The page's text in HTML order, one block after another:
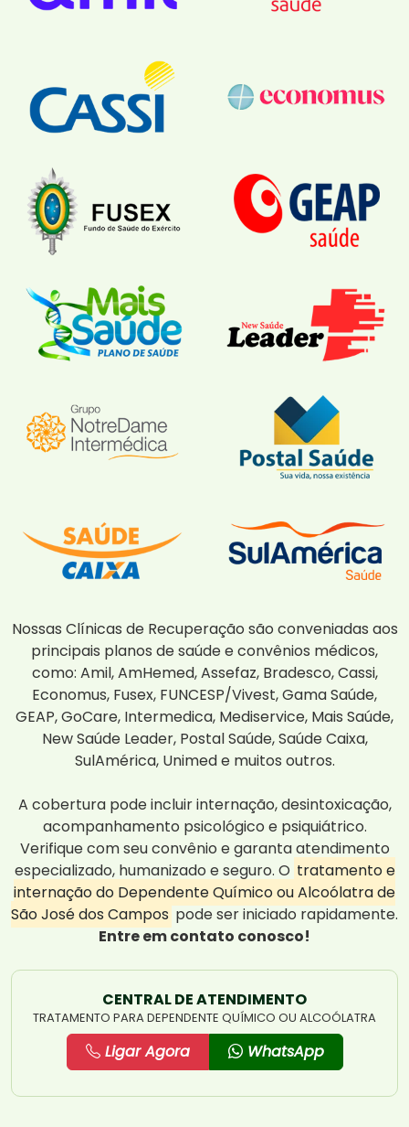
Nossas Clínicas de Recuperação são conveniadas aos
principais planos de saúde e convênios médicos,
como: Amil, AmHemed, Assefaz, Bradesco, Cassi,
Economus, Fusex, FUNCESP/Vivest, Gama Saúde,
GEAP, GoCare, Intermedica, Mediservice, Mais Saúde,
New Saúde Leader, Postal Saúde, Saúde Caixa,
SulAmérica, Unimed e muitos outros.
A cobertura pode incluir internação, desintoxicação,
acompanhamento psicológico e psiquiátrico.
Verifique com seu convênio e garanta atendimento
especializado, humanizado e seguro. O tratamento e
internação do Dependente Químico ou Alcoólatra de
São José dos Campos pode ser iniciado rapidamente.
Entre em contato conosco!
CENTRAL DE ATENDIMENTO
TRATAMENTO PARA DEPENDENTE QUÍMICO OU ALCOÓLATRA
Ligar Agora WhatsApp